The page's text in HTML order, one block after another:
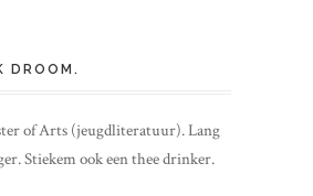
DROOM.
of Arts (jeugdliteratuur). Lang
Stiekem ook een thee drinker.